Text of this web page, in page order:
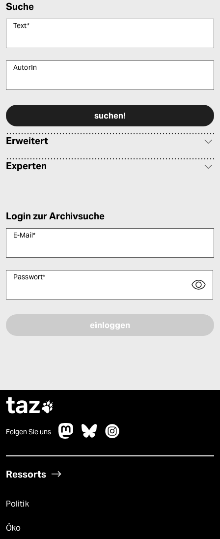
Suche
Text*
AutorIn
Erweitert
Experten
Login zur Archivsuche
E-Mail*
Passwort*
taz
Folgen Sie uns
Ressorts
Politik
Öko